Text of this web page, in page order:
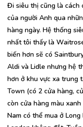
Đi siêu thị cũng là cách
của người Anh qua
hàng ngày. Hệ thống
nhất tôi thấy là
biến hơn sẽ có
Aldi và Lidle nhưng hệ
hơn ở khu vực xa trung
Town (có 2 cửa hàng,
còn cửa hàng màu
Nam có thể mua ở